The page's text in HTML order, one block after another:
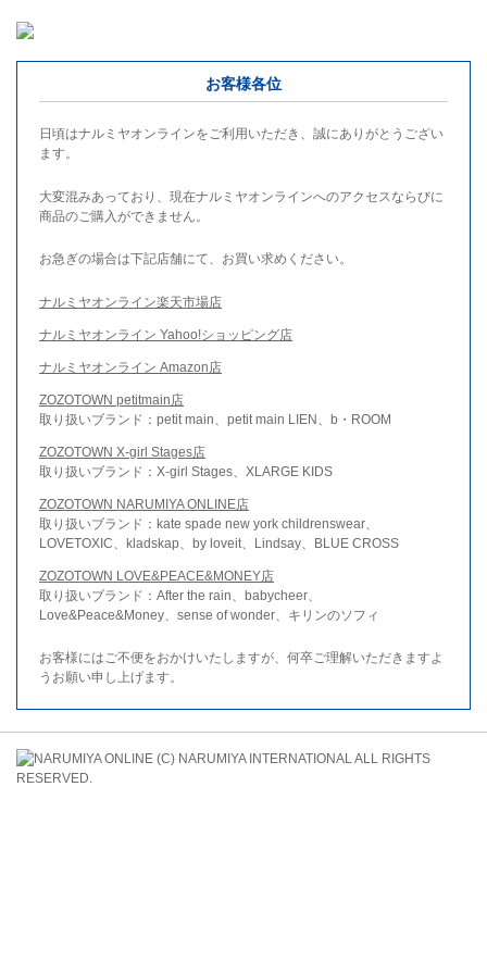
お客様各位
日頃はナルミヤオンラインをご利用いただき、誠にありがとうござい
ます。
大変混みあっており、現在ナルミヤオンラインへのアクセスならびに
商品のご購入ができません。
お急ぎの場合は下記店舗にて、お買い求めください。
ナルミヤオンライン楽天市場店
ナルミヤオンライン Yahoo!ショッピング店
ナルミヤオンライン Amazon店
ZOZOTOWN petitmain店
取り扱いブランド：petit main、petit main LIEN、b・ROOM
ZOZOTOWN X-girl Stages店
取り扱いブランド：X-girl Stages、XLARGE KIDS
ZOZOTOWN NARUMIYA ONLINE店
取り扱いブランド：kate spade new york childrenswear、
LOVETOXIC、kladskap、by loveit、Lindsay、BLUE CROSS
ZOZOTOWN LOVE&PEACE&MONEY店
取り扱いブランド：After the rain、babycheer、
Love&Peace&Money、sense of wonder、キリンのソフィ
お客様にはご不便をおかけいたしますが、何卒ご理解いただきますよ
うお願い申し上げます。